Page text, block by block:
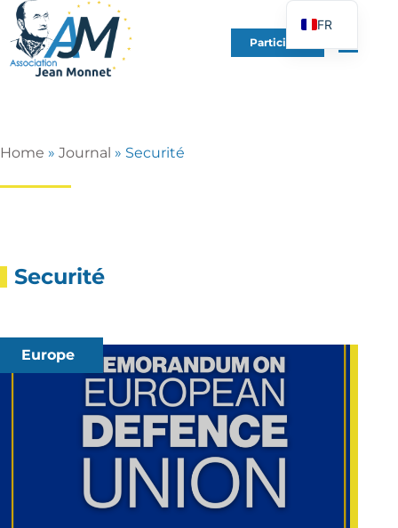
Participer
Home » Journal » Securité
Securité
Europe
FR
EN